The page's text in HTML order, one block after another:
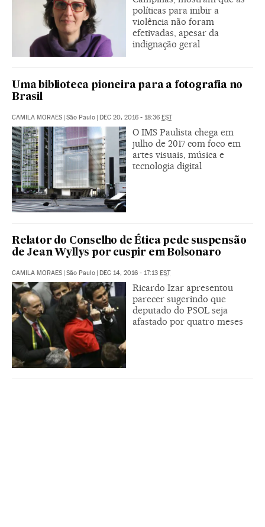
políticas para inibir a
violência não foram
efetivadas, apesar da
indignação geral
Uma biblioteca pioneira para a fotografia no
Brasil
CAMILA MORAES | São Paulo | DEC 20, 2016 - 18:36 EST
O IMS Paulista chega em
julho de 2017 com foco em
artes visuais, música e
tecnologia digital
Relator do Conselho de Ética pede suspensão
de Jean Wyllys por cuspir em Bolsonaro
CAMILA MORAES | São Paulo | DEC 14, 2016 - 17:13 EST
Ricardo Izar apresentou
parecer sugerindo que
deputado do PSOL seja
afastado por quatro meses